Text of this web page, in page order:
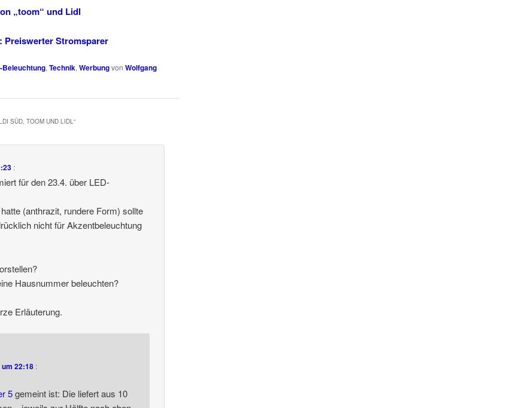
„toom“ und Lidl
Preiswerter Stromsparer
Beleuchtung, Technik, Werbungvon Wolfgang
SÜD, TOOM UND LIDL “
:
für den 23.4. über LED-
(anthrazit, rundere Form) sollte
nicht für Akzentbeleuchtung
Hausnummer beleuchten?
Erläuterung.
22:18 :
5gemeint ist: Die liefert aus 10